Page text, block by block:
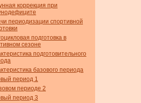
коррекция при
периодизации спортивной
подготовка в
сезоне
подготовительного
базового периода
период 1
периоде 2
период 3